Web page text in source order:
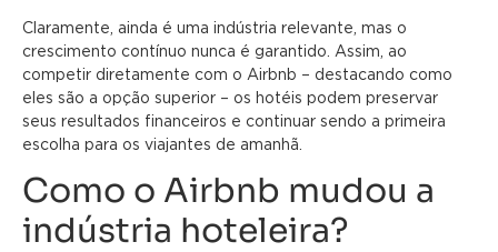
Claramente, ainda é uma indústria relevante, mas o
crescimento contínuo nunca é garantido. Assim, ao
competir diretamente com o Airbnb – destacando como
eles são a opção superior – os hotéis podem preservar
seus resultados financeiros e continuar sendo a primeira
escolha para os viajantes de amanhã.
Como o Airbnb mudou a
indústria hoteleira?